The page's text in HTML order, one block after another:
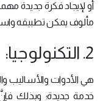
أو لإيجاد فكرة جديدة
مألوف يمكن تطبيقه
2. التكنولوجيا:
هي الأدوات والأساليب
خدمة جديدة؛ وبذلك فإنَّ